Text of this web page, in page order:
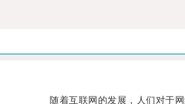
随着互联网的发展，人们对于网